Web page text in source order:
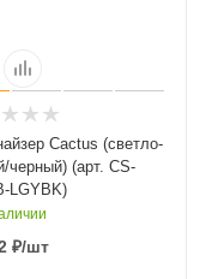
Cactus (светло-
черный) (арт. CS-
LGYBK)
₽/шт